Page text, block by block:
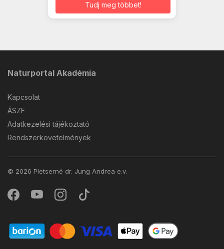
Tudj meg többet!
Naturportal Akadémia
Kapcsolat
ÁSZF
Adatkezelési tájékoztató
Rendszerkövetelmények
© 2026 Pletserné dr. Jung Andrea e.v.